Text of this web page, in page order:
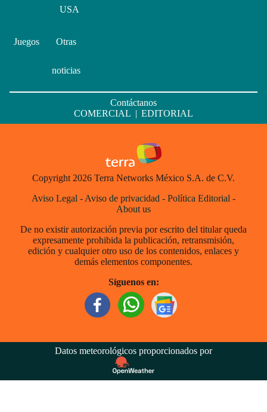
USA
Juegos Otras
noticias
Contáctanos
COMERCIAL | EDITORIAL
Copyright 2026 Terra Networks México S.A. de C.V.
Aviso Legal - Aviso de privacidad - Política Editorial -
About us
De no existir autorización previa por escrito del titular queda
expresamente prohibida la publicación, retransmisión,
edición y cualquier otro uso de los contenidos, enlaces y
demás elementos componentes.
Síguenos en:
Datos meteorológicos proporcionados por